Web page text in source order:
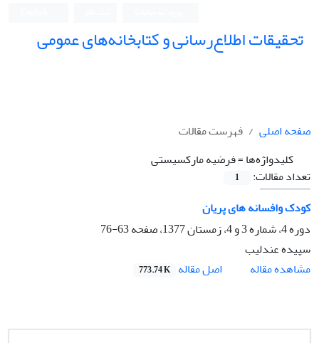
تحقیقات اطلاع‌رسانی و کتابخانه‌های عمومی
صفحه اصلی
فهرست مقالات
کلیدواژه‌ها =فرضیه مارکسیستی
تعداد مقالات:
1
کودک وافسانه های پریان
دوره 4، شماره 3 و 4، زمستان 1377، صفحه
63-76
سپیده عندلیب
مشاهده مقاله
اصل مقاله 773.74 K